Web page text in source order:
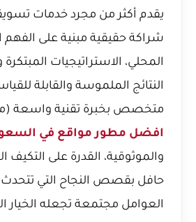
يقدم أكثر من مجرد خدمات
شراكة حقيقية مبنية على
المحلي، الاستراتيجيات المبتكرة
النتائج الملموسة والقابلة
متخصص بخبرة تقنية واسعة
افضل مطور مواقع في
والموثوقية، القدرة على
حافل بقصص النجاح التي
العوامل مجتمعة تجعله الخيار